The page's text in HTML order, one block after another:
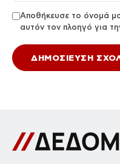
Αποθήκευσε το όνομά
αυτόν τον πλοηγό για